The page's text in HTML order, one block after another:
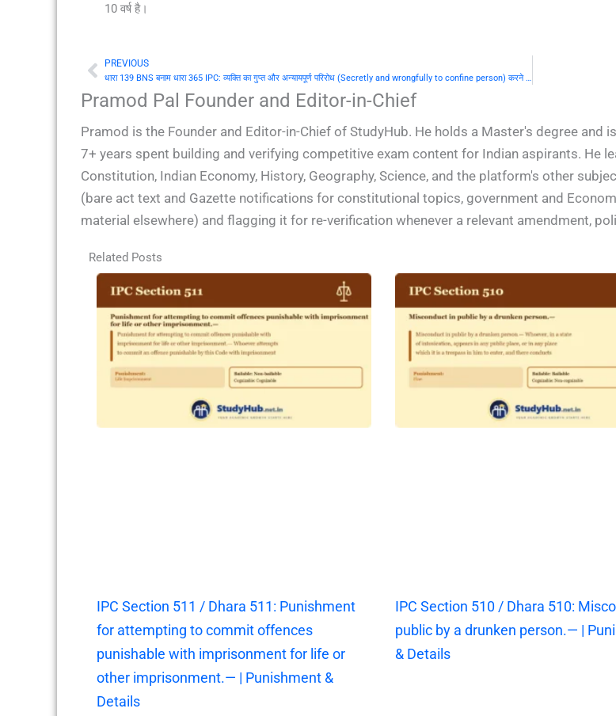
10 वर्ष है।
PrevPREVIOUS
धारा 139 BNS बनाम धारा 365 IPC: व्यक्ति का गुप्त और अन्यायपूर्ण परिरोध (Secretly and wrongfully to confine person) करने के आशय से व्यपहरण या अपहरण
Pramod Pal Founder and Editor-in-Chief
Pramod is the Founder and Editor-in-Chief of StudyHub. He holds a Master's degree and
7+ years spent building and verifying competitive exam content for Indian aspirants. He
Constitution, Indian Economy, History, Geography, Science, and the platform's other
(bare act text and Gazette notifications for constitutional topics, government and
material elsewhere) and flagging it for re-verification whenever a relevant amendment,
Related Posts
IPC Section 511 / Dhara 511: Punishment
for attempting to commit offences
punishable with imprisonment for life or
other imprisonment.— | Punishment &
Details
IPC Section 510 / Dhara 510:
public by a drunken person.— |
& Details